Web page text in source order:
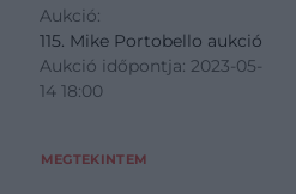
Aukció:
115. Mike Portobello aukció
Aukció időpontja: 2023-05-
14 18:00
MEGTEKINTEM